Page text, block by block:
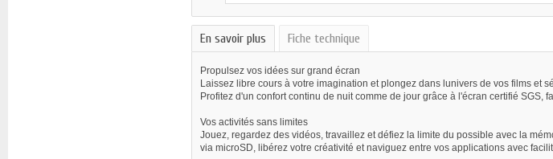
En savoir plus Fiche technique
Propulsez vos idées sur grand écran
Laissez libre cours à votre imagination et plongez dans lunivers de vos films et
Profitez d'un confort continu de nuit comme de jour grâce à l'écran certifié SGS,
Vos activités sans limites
Jouez, regardez des vidéos, travaillez et défiez la limite du possible avec la
via microSD, libérez votre créativité et naviguez entre vos applications avec